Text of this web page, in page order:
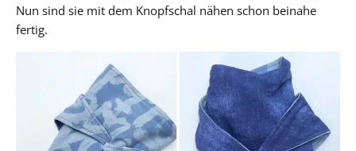
Nun sind sie mit dem Knopfschal nähen schon beinahe
fertig.